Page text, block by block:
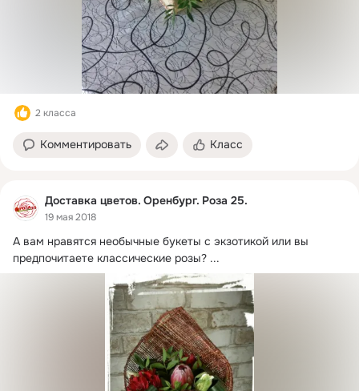
2 класса
Комментировать Класс
Доставка цветов. Оренбург. Роза 25.
19 мая 2018
А вам нравятся необычные букеты с экзотикой или вы
предпочитаете классические розы? ...